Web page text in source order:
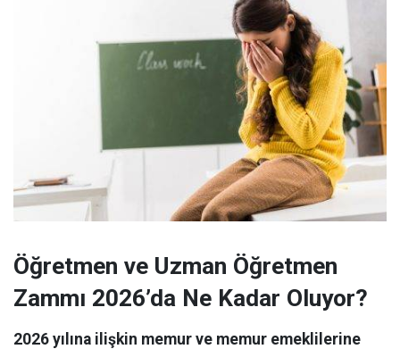
Öğretmen ve Uzman Öğretmen
Zammı 2026’da Ne Kadar Oluyor?
2026 yılına ilişkin memur ve memur emeklilerine